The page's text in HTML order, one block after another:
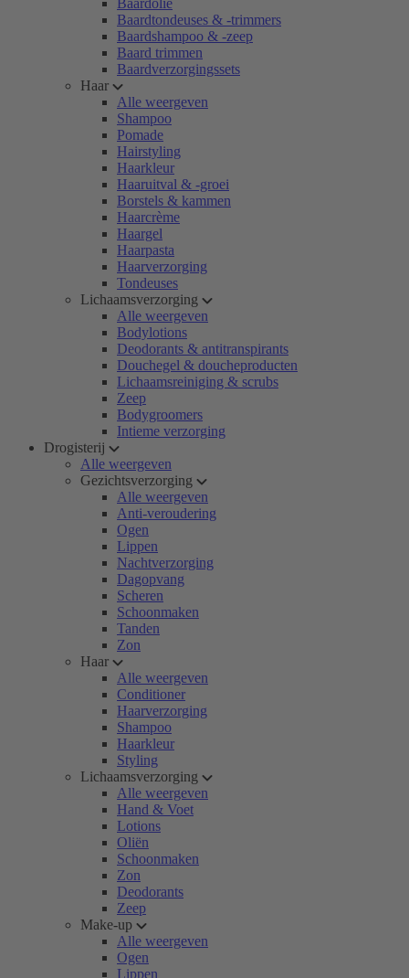
Baardolie
Baardtondeuses & -trimmers
Baardshampoo & -zeep
Baard trimmen
Baardverzorgingssets
Haar
Alle weergeven
Shampoo
Pomade
Hairstyling
Haarkleur
Haaruitval & -groei
Borstels & kammen
Haarcrème
Haargel
Haarpasta
Haarverzorging
Tondeuses
Lichaamsverzorging
Alle weergeven
Bodylotions
Deodorants & antitranspirants
Douchegel & doucheproducten
Lichaamsreiniging & scrubs
Zeep
Bodygroomers
Intieme verzorging
Drogisterij
Alle weergeven
Gezichtsverzorging
Alle weergeven
Anti-veroudering
Ogen
Lippen
Nachtverzorging
Dagopvang
Scheren
Schoonmaken
Tanden
Zon
Haar
Alle weergeven
Conditioner
Haarverzorging
Shampoo
Haarkleur
Styling
Lichaamsverzorging
Alle weergeven
Hand & Voet
Lotions
Oliën
Schoonmaken
Zon
Deodorants
Zeep
Make-up
Alle weergeven
Ogen
Lippen